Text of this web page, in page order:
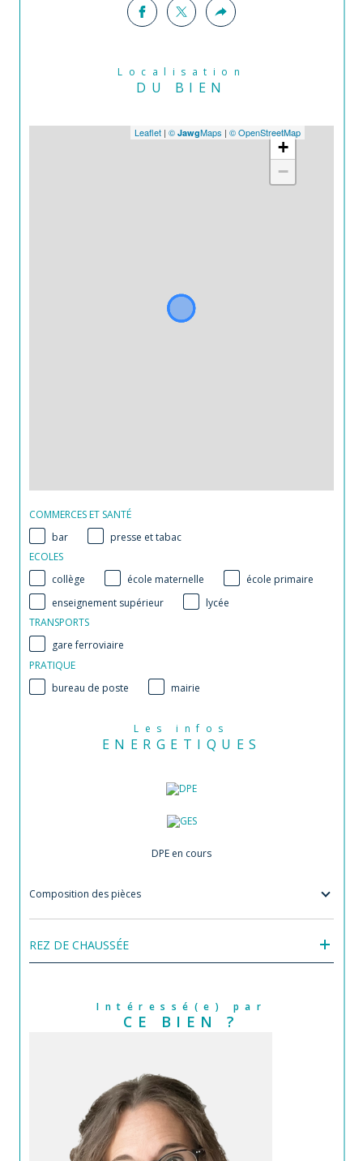
Localisation
DU BIEN
+
−
Leaflet | © JawgMaps | © OpenStreetMap
COMMERCES ET SANTÉ
bar
presse et tabac
ECOLES
collège
école maternelle
école primaire
enseignement supérieur
lycée
TRANSPORTS
gare ferroviaire
PRATIQUE
bureau de poste
mairie
Les infos
ENERGETIQUES
DPE en cours
Composition des pièces
REZ DE CHAUSSÉE
Intéressé(e) par
CE BIEN ?